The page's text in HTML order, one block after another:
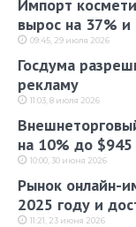
Импорт
вырос на 37% и
09:45, 29 июля 2026
Госдума
рекламу
11:03, 8 июля 2026
на 10% до
10:00, 30 июня 2026
Рынок онлайн-
2025 году и
11:21, 23 июня 2026